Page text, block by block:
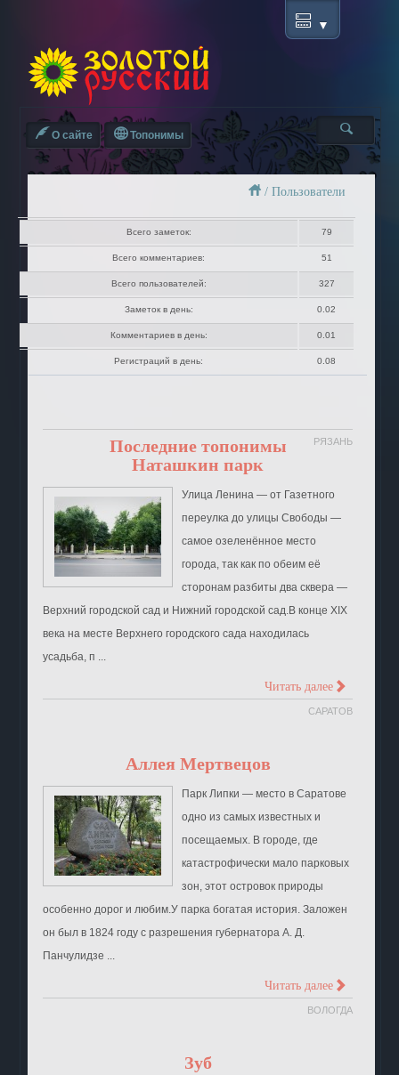
О сайте Топонимы
/ Пользователи
Всего заметок: 79
Всего комментариев: 51
Всего пользователей: 327
Заметок в день: 0.02
Комментариев в день: 0.01
Регистраций в день: 0.08
Последние топонимы РЯЗАНЬ
Наташкин парк
Улица Ленина ― от Газетного
переулка до улицы Свободы ―
самое озеленённое место
города, так как по обеим её
сторонам разбиты два сквера ―
Верхний городской сад и Нижний городской сад.В конце XIX
века на месте Верхнего городского сада находилась
усадьба, п ...
Читать далее >
САРАТОВ
Аллея Мертвецов
Парк Липки — место в Саратове
одно из самых известных и
посещаемых. В городе, где
катастрофически мало парковых
зон, этот островок природы
особенно дорог и любим.У парка богатая история. Заложен
он был в 1824 году с разрешения губернатора А. Д.
Панчулидзе ...
Читать далее >
ВОЛОГДА
Зуб